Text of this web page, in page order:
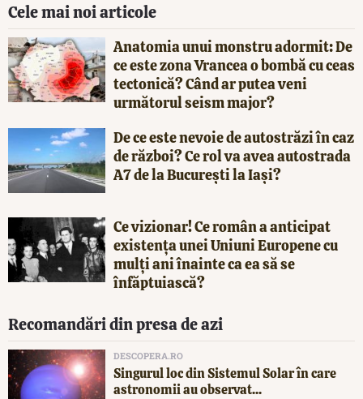
Cele mai noi articole
Anatomia unui monstru adormit: De
ce este zona Vrancea o bombă cu ceas
tectonică? Când ar putea veni
următorul seism major?
De ce este nevoie de autostrăzi în caz
de război? Ce rol va avea autostrada
A7 de la București la Iași?
Ce vizionar! Ce român a anticipat
existența unei Uniuni Europene cu
mulți ani înainte ca ea să se
înfăptuiască?
Recomandări din presa de azi
DESCOPERA.RO
Singurul loc din Sistemul Solar în care
astronomii au observat...